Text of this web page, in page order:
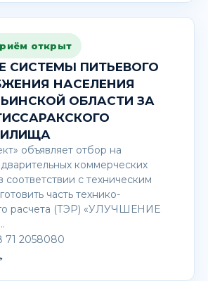
открыт
СИСТЕМЫ ПИТЬЕВОГО
НАСЕЛЕНИЯ
ОБЛАСТИ ЗА
объявляет отбор на
коммерческих
с техническим
часть технико-
расчета (ТЭР) «УЛУЧШЕНИЕ
71 2058080